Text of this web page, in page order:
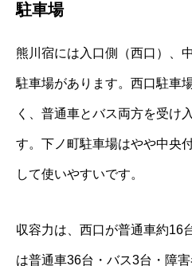
駐車場
熊川宿には入口側（西口）、
駐車場があります。西口駐車
く、普通車とバス両方を受け
す。下ノ町駐車場はやや中央
して使いやすいです。
収容力は、西口が普通車約16
は普通車36台・バス3台・障